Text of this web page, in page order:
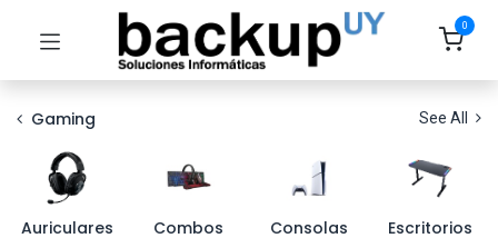
0
Gaming See All
Auriculares Combos Consolas Escritorios